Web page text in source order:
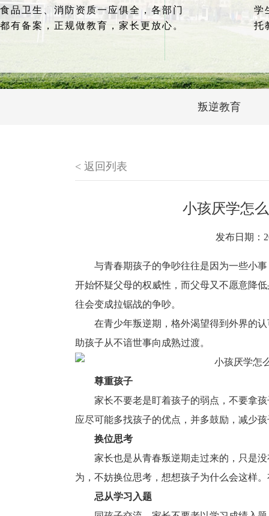
食品卫生、消防资质一应俱全，各部门
都有备案，正规做教育，家长更放心。
学
托
叛逆教育
< 返回列表
小孩厌学怎
发布日期：
与青春期孩子的争吵往往是因为一些小
开始怀疑父母的权威性，而父母又不愿意降
往会变成拉锯战的争吵。
在青少年叛逆期，格外渴望得到外界的
助孩子从不谙世事向成熟过渡。
尊重孩子
家长不要老是盯着孩子的弱点，不要拿
应尽可能多找孩子的优点，并多鼓励，减少
换位思考
家长也是从青春叛逆期走过来的，只是
为，不妨换位思考，想想孩子为什么会这样
忌从学习入题